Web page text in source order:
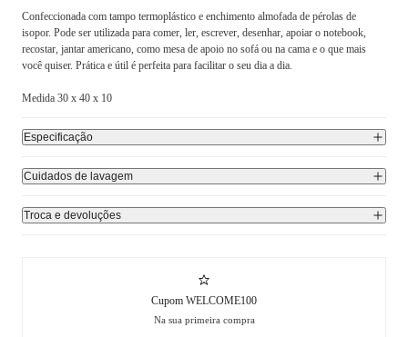
Confeccionada com tampo termoplástico e enchimento almofada de pérolas de
isopor. Pode ser utilizada para comer, ler, escrever, desenhar, apoiar o notebook,
recostar, jantar americano, como mesa de apoio no sofá ou na cama e o que mais
você quiser. Prática e útil é perfeita para facilitar o seu dia a dia.
Medida 30 x 40 x 10
Especificação
Cuidados de lavagem
Troca e devoluções
Cupom WELCOME100
Na sua primeira compra